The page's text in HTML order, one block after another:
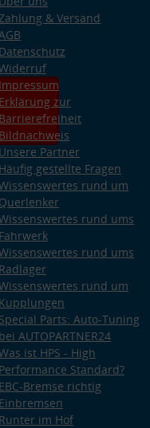
& Versand
Datenschutz
Impressum
Erklärung zur
Barrierefreiheit
Bildnachweis
Unsere Partner
Häufig gestellte Fragen
rund um
Querlenker
rund ums
Fahrwerk
rund ums
Radlager
rund um
Kupplungen
Special Parts: Auto-Tuning
bei AUTOPARTNER24
ist HPS - High
Performance Standard?
EBC-Bremse richtig
Einbremsen
Runter im Hof